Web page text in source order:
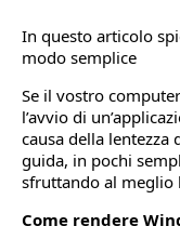
In questo articolo
modo semplice
Se il vostro
l’avvio di
causa della lentezza
guida, in pochi
sfruttando al meglio
Come rendere